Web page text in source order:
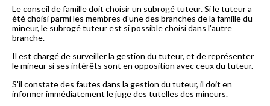
Le conseil de famille doit choisir un subrogé tuteur. Si le tuteur a
été choisi parmi les membres d'une des branches de la famille du
mineur, le subrogé tuteur est si possible choisi dans l'autre
branche.
Il est chargé de surveiller la gestion du tuteur, et de représenter
le mineur si ses intérêts sont en opposition avec ceux du tuteur.
S'il constate des fautes dans la gestion du tuteur, il doit en
informer immédiatement le juge des tutelles des mineurs.